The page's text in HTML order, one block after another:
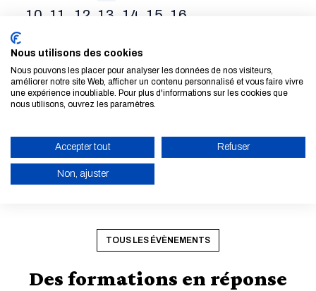
ANNULER
10 11 12 13 14 15 16
31
1 2 3 4 5 6
State of the Map
2026
Salon Sibca
TOUS LES ÉVÈNEMENTS
Des formations en réponse
Nous utilisons des cookies
Nous pouvons les placer pour analyser les données de nos visiteurs,
améliorer notre site Web, afficher un contenu personnalisé et vous faire vivre
une expérience inoubliable. Pour plus d'informations sur les cookies que
nous utilisons, ouvrez les paramètres.
Accepter tout Refuser
Non, ajuster